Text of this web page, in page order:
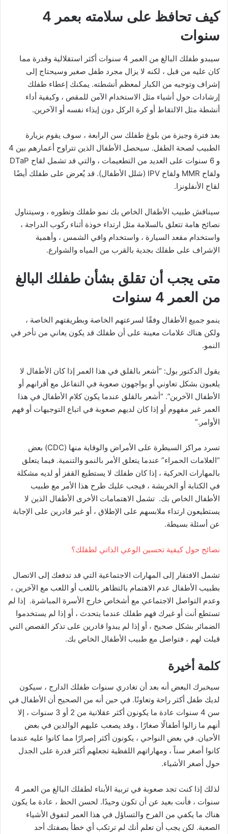
كيف تحافظ على سلامته بعمر 4
سنوات
سيبدو طفلك البالغ من العمر 4 سنوات أكثر استقلالية وقدرة مما
كان عليه من قبل ، لكنه لا يزال مجرد طفل صغير وسيحتاج إلى
إشراف وتوجيه من الكبار لمعظم أنشطته. يمكنك إعطاء طفلك
إرشادات حول أشياء مثل الاستخدام الآمن للمقص ، وكيفية أداء
أنشطة مثل الالتقاط أو كرة الركل دون إيذاء نفسه أو الآخرين.
بعد فترة وجيزة من بلوغ طفلك سن الرابعة ، سوف يقوم بزيارة
الطبيب لصحة الطفل. سيحصل الأطفال الذين تتراوح أعمارهم بين 4
و 6 سنوات على العديد من التطعيمات ، والتي قد تشمل لقاح DTaP
ولقاح MMR ولقاح IPV (شلل الأطفال). قد يُعرض على طفلك أيضًا
لقاح الأنفلونزا.
سيناقش طبيب الأطفال الخاص بك نمو طفلك وتطوره ، وسيتناول
نصائح هامة تتعلق بالسلامة مثل ارتداء خوذة أثناء ركوب الدراجة ،
واستخدام مقعد السيارة ، واستخدام واقي الشمس ، وأهمية
الإشراف على طفلك بجدية بالقرب من المياه والشوارع.
متى يجب أن تقلق بشأن طفلك البالغ
من العمر 4 سنوات
ينمو جميع الأطفال وفقًا لسرعتهم الخاصة وبطريقتهم الخاصة ،
ولكن هناك علامات معينة على أن طفلك قد يكون يعاني من تأخر في
النمو.
يقول الدكتور بول: “أشعر بالقلق في هذا العمر إذا كان الأطفال لا
يلعبون بشكل تعاوني أو يواجهون صعوبة في التفاعل مع أقرانهم أو
الأطفال الآخرين”. “أشعر بالقلق عندما يكون كلام الأطفال في هذا
العمر غير مفهوم أو إذا كان لديهم صعوبة في اتباع التوجيهات أو فهم
الأوامر.”
تسرد مراكز السيطرة على الأمراض والوقاية منها (CDC) بعض
“العلامات الحمراء” عندما يتعلق الأمر بالنمو والتنمية. فيما يتعلق
بالمهارات الحركية ، إذا كان طفلك لا يستطيع القفز أو لديه مشكلة
في الكتابة أو الخربشة ، فيجب عليك طرح هذا الأمر مع طبيب
الأطفال الخاص بك. تشمل الاهتمامات الأخرى الأطفال الذين لا
يستطيعون ارتداء ملابسهم على الإطلاق ، أو غير قادرين على الإجابة
عن أسئلة بسيطة.
نصائح حول كيفية تحسين الوعي الذاتي لطفلك؟
تشمل الافتقار إلى المهارات الاجتماعية التي قد تدفعك إلى الاتصال
بطبيب الأطفال عدم الاهتمام بالتظاهر باللعب أو اللعب مع الآخرين ،
وعدم التواصل الاجتماعي مع أشخاص خارج الأسرة المباشرة. إذا لم
تستطع أنت أو غيرك فهم طفلك عندما يتحدث ، أو إذا لم يستخدموا
الضمائر بشكل صحيح ، أو إذا لم يبدوا قادرين على تذكر القصص التي
قيلت لهم ، فتواصل مع طبيب الأطفال الخاص بك.
كلمة أخيرة
سيخبرك البعض أنه بعد أن تغادري سنوات طفلك الدارج ، سيكون
لديك طفل أكثر راحة وتعاونًا. في حين أنه من الصحيح أن الأطفال في
سن 4 سنوات عادة ما يكونون أكثر عقلانية من 2 أو 3 سنوات ، إلا
أنهم ما زالوا أطفالًا صغارًا ، وقد يصعب عليهم الوالدين في بعض
الأحيان. في بعض النواحي ، يكونون أكثر إصرارًا مما كانوا عليه عندما
كانوا أصغر سناً ، ومهاراتهم اللفظية تجعلهم أكثر قدرة على الجدل
حول أصغر الأشياء.
لذلك إذا كنت تجد صعوبة في تربية الأبناء لطفلك البالغ من العمر 4
سنوات ، فأنت بعيد عن أن تكون وحيدًا. لحسن الحظ ، عادة ما يكون
هناك ما يكفي من الفرح والتساؤل في هذا العمر لتفوق الأشياء
الصعبة. لكن يجب أن تعلم أنك لم ترتكب أي خطأ بصفتك أحد